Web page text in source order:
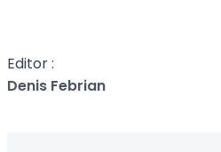
Editor :
Denis Febrian